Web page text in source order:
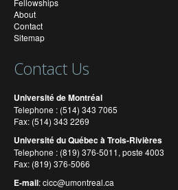
Fellowships
About
Contact
Sitemap
Contact Us
Université de Montréal
Telephone : (514) 343 7065
Fax: (514) 343 2269
Université du Québec à Trois-Rivières
Telephone : (819) 376-5011, poste 4003
Fax: (819) 376-5066
E-mail:cicc@umontreal.ca